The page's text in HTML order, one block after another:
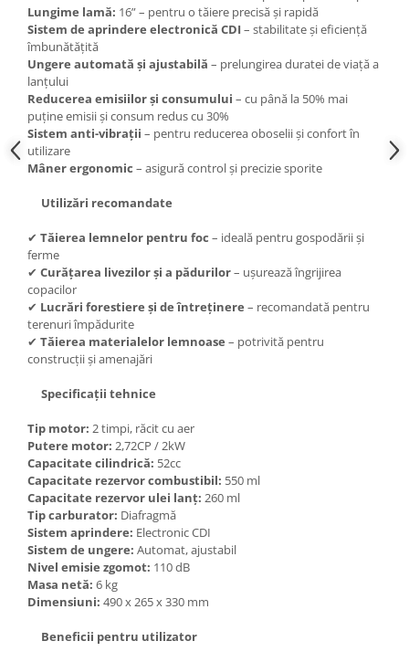
Accesorii gard electric
Accesorii irigat
Araci/ Suporti plante
Candele / Rezerve / Lumanari
Carabine/ carlige
Diverse casa si gradina
Diverse depozitare
Echipament protectie gradina
Fir/Ata de legat
Foarfeci
Furtun / banda / tub
Motofierastrau / Drujba
Pila motofierastrau / drujba
Plasa de umbrire
Plase plante
Pompa de apa curata/murdara
Pompa de stropit
Raticide
Saci
Spray si intretinere
Vinificatie
Lichidare STOC
Lungime lamă: 16” – pentru o tăiere precisă și rapidă
Sistem de aprindere electronică CDI – stabilitate și eficiență
îmbunătățită
Ungere automată și ajustabilă – prelungirea duratei de viață a
lanțului
Reducerea emisiilor și consumului – cu până la 50% mai
puține emisii și consum redus cu 30%
Sistem anti-vibrații – pentru reducerea oboselii și confort în
utilizare
Mâner ergonomic – asigură control și precizie sporite
Utilizări recomandate
✔ Tăierea lemnelor pentru foc – ideală pentru gospodării și
ferme
✔ Curățarea livezilor și a pădurilor– ușurează îngrijirea
copacilor
✔ Lucrări forestiere și de întreținere – recomandată pentru
terenuri împădurite
✔ Tăierea materialelor lemnoase – potrivită pentru
construcții și amenajări
Specificații tehnice
Tip motor: 2 timpi, răcit cu aer
Putere motor: 2,72CP / 2kW
Capacitate cilindrică: 52cc
Capacitate rezervor combustibil: 550 ml
Capacitate rezervor ulei lanț: 260 ml
Tip carburator: Diafragmă
Sistem aprindere: Electronic CDI
Sistem de ungere: Automat, ajustabil
Nivel emisie zgomot: 110 dB
Masa netă: 6 kg
Dimensiuni: 490 x 265 x 330 mm
Beneficii pentru utilizator